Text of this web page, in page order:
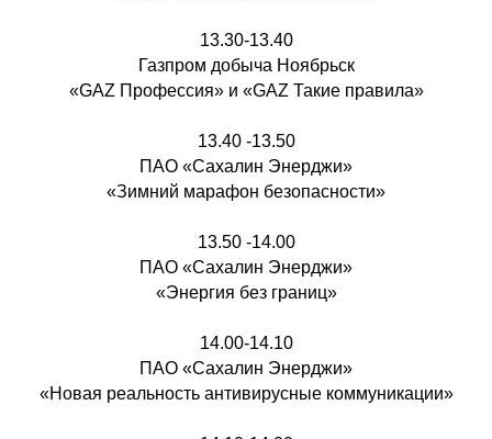
13.30-13.40
Газпром добыча Ноябрьск
«GAZ Профессия» и «GAZ Такие правила»
13.40 -13.50
ПАО «Сахалин Энерджи»
«Зимний марафон безопасности»
13.50 -14.00
ПАО «Сахалин Энерджи»
«Энергия без границ»
14.00-14.10
ПАО «Сахалин Энерджи»
«Новая реальность антивирусные коммуникации»